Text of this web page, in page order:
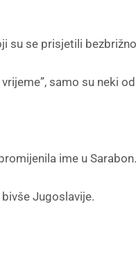
su se prisjetili
samo su neki
ime u Sarabon.
Jugoslavije.